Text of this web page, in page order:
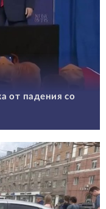
от падения со